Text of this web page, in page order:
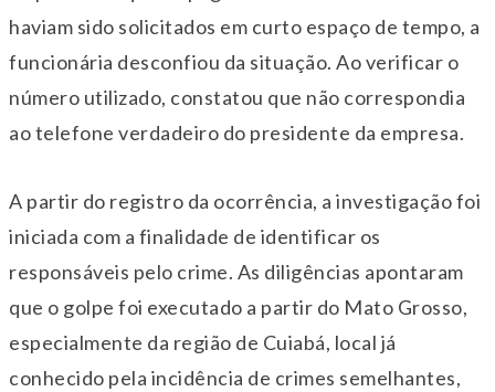
haviam sido solicitados em curto espaço de tempo, a
funcionária desconfiou da situação. Ao verificar o
número utilizado, constatou que não correspondia
ao telefone verdadeiro do presidente da empresa.
A partir do registro da ocorrência, a investigação foi
iniciada com a finalidade de identificar os
responsáveis pelo crime. As diligências apontaram
que o golpe foi executado a partir do Mato Grosso,
especialmente da região de Cuiabá, local já
conhecido pela incidência de crimes semelhantes,